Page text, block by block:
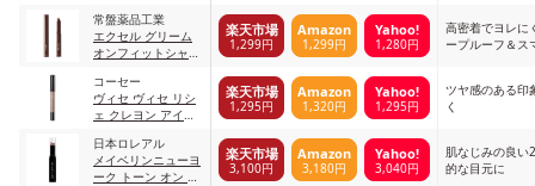
常盤薬品工業
エクセル グリーム
オンフィットシャド
イ)
楽天市場
1,299円
Amazon
1,299円
Yahoo!
1,280円
高密着でヨレに
ープルーフ＆ス
コーセー
ヴィセ ヴィセ リシ
ェ クレヨン アイカ
ージュ
楽天市場
1,295円
Amazon
1,320円
Yahoo!
1,295円
ツヤ感のある印
く
日本ロレアル
メイベリンニューヨ
ーク トーン オン ト
楽天市場
3,100円
Amazon
3,180円
Yahoo!
3,040円
肌なじみの良い
的な目元に